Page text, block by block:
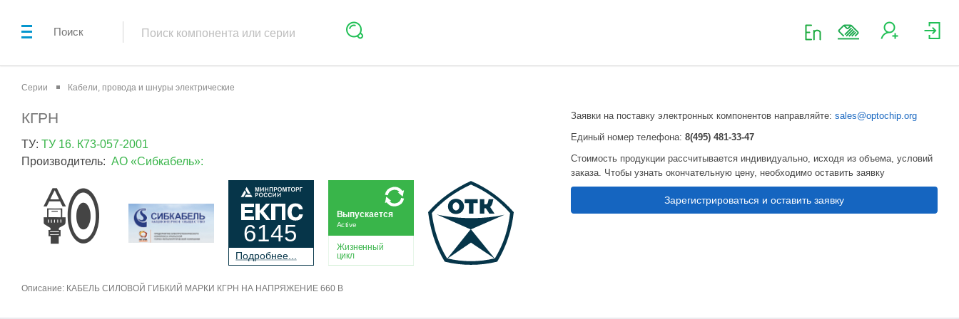
Поиск
Серии Кабели, провода и шнуры электрические
КГРН
ТУ: ТУ 16. К73-057-2001
Производитель: АО «Сибкабель»:
Подробнее...
6145
Жизненный
цикл
Active
Выпускается
Описание: КАБЕЛЬ СИЛОВОЙ ГИБКИЙ МАРКИ КГРН НА НАПРЯЖЕНИЕ 660 В
Заявки на поставку электронных компонентов направляйте:sales@optochip.org
Единый номер телефона:8(495) 481-33-47
Стоимость продукции рассчитывается индивидуально, исходя из объема, условий
заказа. Чтобы узнать окончательную цену, необходимо оставить заявку
Зарегистрироваться и оставить заявку